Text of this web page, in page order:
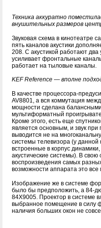
Техника аккуратно
внушительных размеров
Звуковая схема в кинотеатре
пять каналов акустики
208. С акустикой работают
усиливает фронтальные
работает на тыловые каналы.
KEF Reference — вполне
В качестве процессора-
AV8801, а вся коммутация
мощности сделана
мультиформатный
Кроме этого, есть еще
является основным, и звук
выводится не на
системы телевизора (у данной
встроенные в корпус
акустические системы). В свою
воспроизведения самых
возможности аппарата это все
Изображение же в системе
было бы предположить, а 84-
84X9005. Проектор в системе
выбранное помещение в силу
наличия больших окон не